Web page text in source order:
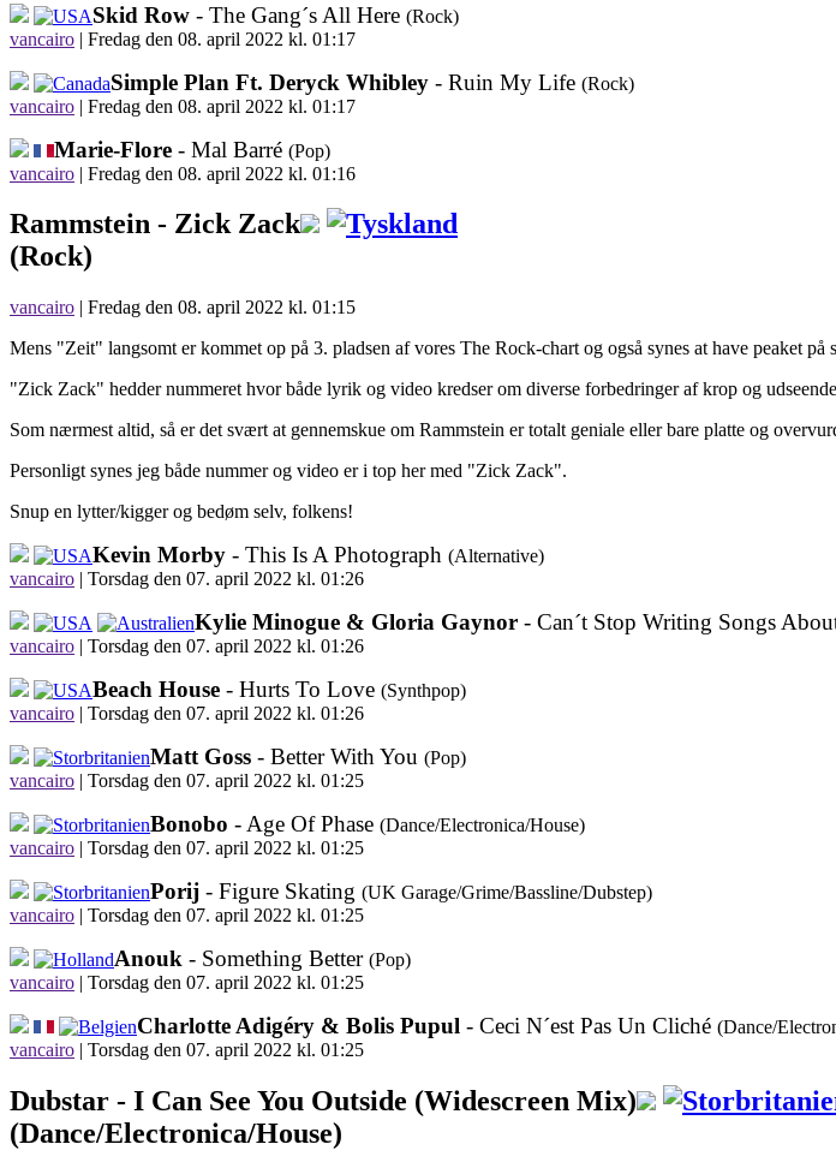
Skid Row - The Gang´s All Here (Rock)
vancairo | Fredag den 08. april 2022 kl. 01:17
Simple Plan Ft. Deryck Whibley - Ruin My Life (Rock)
vancairo | Fredag den 08. april 2022 kl. 01:17
Marie-Flore - Mal Barré (Pop)
vancairo | Fredag den 08. april 2022 kl. 01:16
Rammstein - Zick Zack
(Rock)
vancairo | Fredag den 08. april 2022 kl. 01:15
Mens "Zeit" langsomt er kommet op på 3. pladsen af vores The Rock-chart og også synes at have peaket
"Zick Zack" hedder nummeret hvor både lyrik og video kredser om diverse forbedringer af krop og
Som nærmest altid, så er det svært at gennemskue om Rammstein er totalt geniale eller bare platte og
Personligt synes jeg både nummer og video er i top her med "Zick Zack".
Snup en lytter/kigger og bedøm selv, folkens!
Kevin Morby - This Is A Photograph (Alternative)
vancairo | Torsdag den 07. april 2022 kl. 01:26
Kylie Minogue & Gloria Gaynor - Can´t Stop Writing Songs
vancairo | Torsdag den 07. april 2022 kl. 01:26
Beach House - Hurts To Love (Synthpop)
vancairo | Torsdag den 07. april 2022 kl. 01:26
Matt Goss - Better With You (Pop)
vancairo | Torsdag den 07. april 2022 kl. 01:25
Bonobo - Age Of Phase (Dance/Electronica/House)
vancairo | Torsdag den 07. april 2022 kl. 01:25
Porij - Figure Skating (UK Garage/Grime/Bassline/Dubstep)
vancairo | Torsdag den 07. april 2022 kl. 01:25
Anouk - Something Better (Pop)
vancairo | Torsdag den 07. april 2022 kl. 01:25
Charlotte Adigéry & Bolis Pupul - Ceci N´est Pas Un Cliché (Dance/
vancairo | Torsdag den 07. april 2022 kl. 01:25
Dubstar - I Can See You Outside (Widescreen Mix)
(Dance/Electronica/House)